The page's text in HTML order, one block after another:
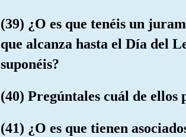
(39) ¿O es que tenéis un
que alcanza hasta el Día del
suponéis?
(40) Pregúntales cuál de ellos
(41) ¿O es que tienen